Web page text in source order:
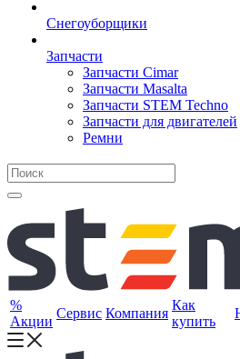
Снегоуборщики
Запчасти
Запчасти Cimar
Запчасти Masalta
Запчасти STEM Techno
Запчасти для двигателей
Ремни
%
Акции
Сервис Компания
Как
купить